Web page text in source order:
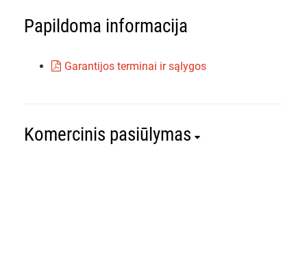
Papildoma informacija
Garantijos terminai ir sąlygos
Komercinis pasiūlymas